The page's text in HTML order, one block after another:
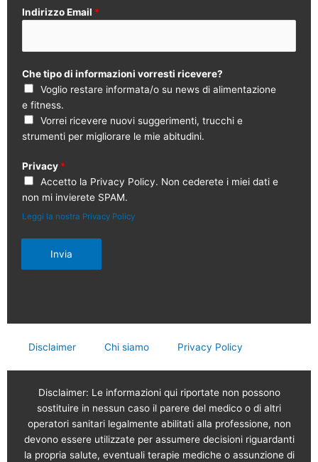
Indirizzo Email *
Che tipo di informazioni vorresti ricevere?
Voglio restare informata/o su news di alimentazione
e fitness.
Vorrei ricevere nuovi suggerimenti, trucchi e
strumenti per migliorare le mie abitudini.
Privacy *
Accetto la Privacy Policy. Non cederete i miei dati e
non mi invierete SPAM.
Leggi la nostra Privacy Policy
Invia
Disclaimer Chi siamo Privacy Policy
Disclaimer: Le informazioni qui riportate non possono
sostituire in nessun caso il parere del medico o di altri
operatori sanitari legalmente abilitati alla professione, non
devono essere utilizzate per assumere decisioni riguardanti
la propria salute, eventuali terapie mediche o assunzione di